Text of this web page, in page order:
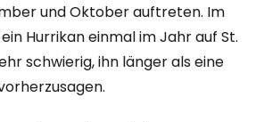
und Oktober auftreten. Im
Hurrikan einmal im Jahr auf St.
schwierig, ihn länger als eine